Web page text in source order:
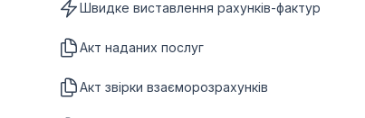
Швидке виставлення рахунків-фактур
Акт наданих послуг
Акт звірки взаєморозрахунків